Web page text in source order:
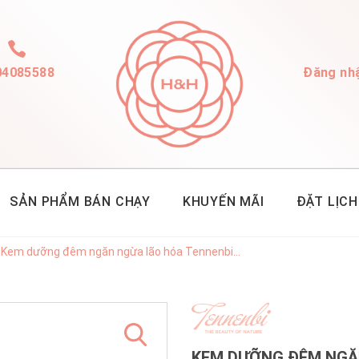
Đăng
SẢN PHẨM BÁN CHẠY KHUYẾN MÃI ĐẶT LỊCH
Kem dưỡng đêm ngăn ngừa lão hóa Tennenbi...